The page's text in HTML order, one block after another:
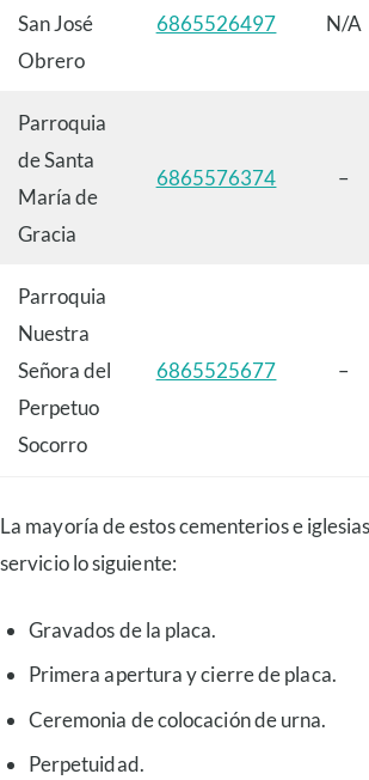
San José
Obrero
6865526497 N/A
Parroquia
de Santa
María de
Gracia
6865576374 –
Parroquia
Nuestra
Señora del
Perpetuo
Socorro
6865525677 –
La mayoría de estos cementerios e
servicio lo siguiente:
Gravados de la placa.
Primera apertura y cierre de placa.
Ceremonia de colocación de urna.
Perpetuidad.